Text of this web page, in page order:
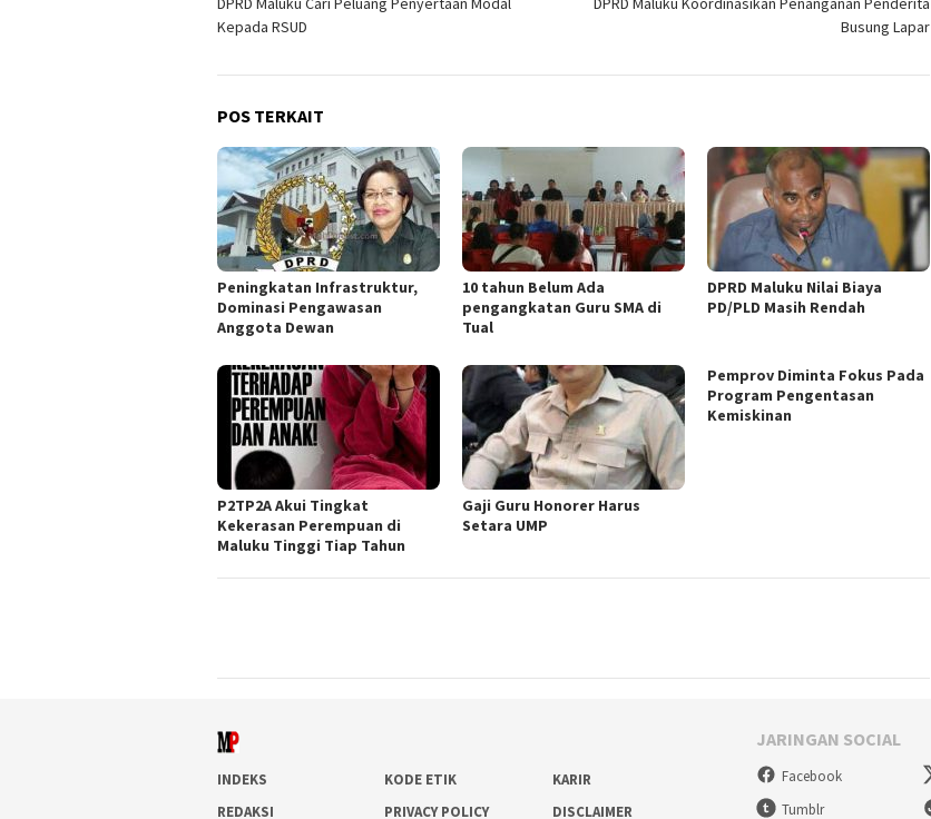
pos
Kepada RSUD
Busung Lapar
POS TERKAIT
Peningkatan Infrastruktur,
Dominasi Pengawasan
Anggota Dewan
10 tahun Belum Ada
pengangkatan Guru SMA di
Tual
DPRD Maluku Nilai Biaya
PD/PLD Masih Rendah
P2TP2A Akui Tingkat
Kekerasan Perempuan di
Maluku Tinggi Tiap Tahun
Gaji Guru Honorer Harus
Setara UMP
Pemprov Diminta Fokus Pada
Program Pengentasan
Kemiskinan
INDEKS KODE ETIK
KARIR
REDAKSI
PRIVACY POLICY DISCLAIMER
JARINGAN SOCIAL
Facebook
Tumblr